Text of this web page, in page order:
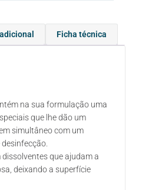
Ficha técnica
na sua formulação uma
que lhe dão um
simultâneo com um
que ajudam a
deixando a superfície